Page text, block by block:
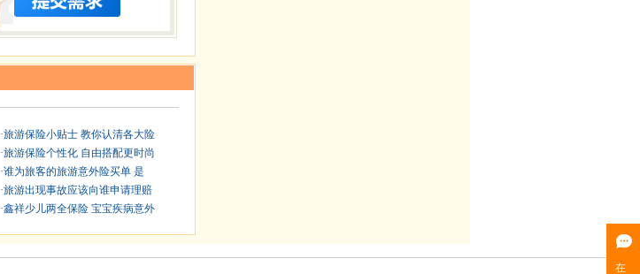
·旅游保险小贴士 教你认清各大险
·旅游保险个性化 自由搭配更时尚
·谁为旅客的旅游意外险买单 是
·旅游出现事故应该向谁申请理赔
·鑫祥少儿两全保险 宝宝疾病意外